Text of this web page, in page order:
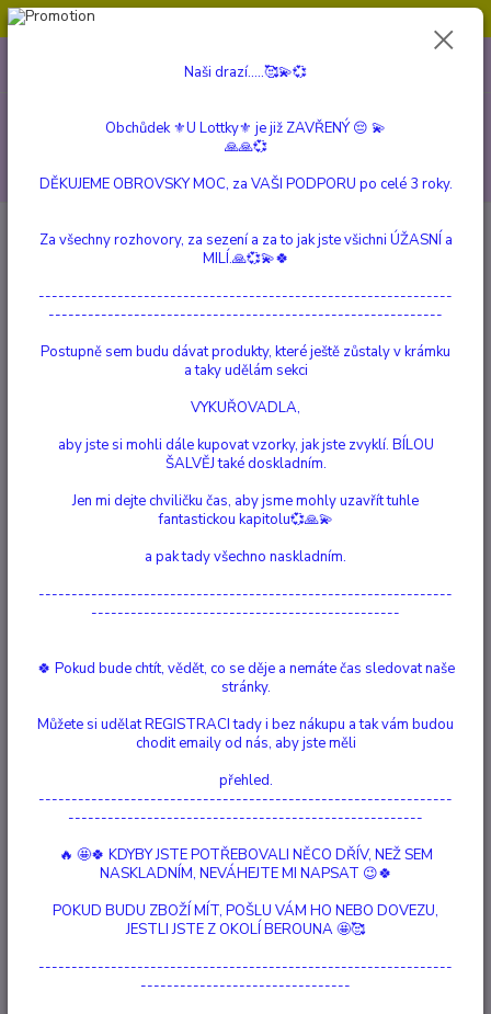
CZK
MaxicatVit® Wild
Naši drazí.....🥰💫💞
Obchůdek ⚜️U Lottky⚜️ je již ZAVŘENÝ 😔 💫
🙏🙏💞
DĚKUJEME OBROVSKY MOC, za VAŠI PODPORU po celé 3 roky.
Za všechny rozhovory, za sezení a za to jak jste všichni ÚŽASNÍ a
MILÍ.🙏💞💫🍀
---------------------------------------------------------------
------------------------------------------------------------
Postupně sem budu dávat produkty, které ještě zůstaly v krámku
a taky udělám sekci
VYKUŘOVADLA,
aby jste si mohli dále kupovat vzorky, jak jste zvyklí. BÍLOU
ŠALVĚJ také doskladním.
Jen mi dejte chviličku čas, aby jsme mohly uzavřít tuhle
fantastickou kapitolu💞🙏💫
a pak tady všechno naskladním.
---------------------------------------------------------------
-----------------------------------------------
🍀 Pokud bude chtít, vědět, co se děje a nemáte čas sledovat naše
stránky.
Můžete si udělat REGISTRACI tady i bez nákupu a tak vám budou
chodit emaily od nás, aby jste měli
přehled.
---------------------------------------------------------------
------------------------------------------------------
🔥 🤩🍀 KDYBY JSTE POTŘEBOVALI NĚCO DŘÍV, NEŽ SEM
NASKLADNÍM, NEVÁHEJTE MI NAPSAT 😉🍀
POKUD BUDU ZBOŽÍ MÍT, POŠLU VÁM HO NEBO DOVEZU,
JESTLI JSTE Z OKOLÍ BEROUNA 🤩🥰
---------------------------------------------------------------
--------------------------------